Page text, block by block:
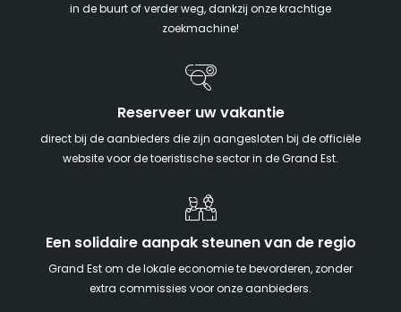
in de buurt of verder weg, dankzij onze krachtige
zoekmachine!
Reserveer uw vakantie
direct bij de aanbieders die zijn aangesloten bij de officiële
website voor de toeristische sector in de Grand Est.
Een solidaire aanpak steunen van de regio
Grand Est om de lokale economie te bevorderen, zonder
extra commissies voor onze aanbieders.